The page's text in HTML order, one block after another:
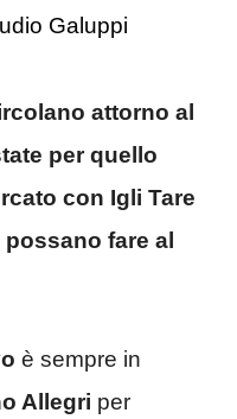
Galuppi
attorno al
per quello
con Igli Tare
fare al
è sempre in
Allegri per